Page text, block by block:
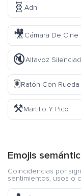
🧬 Adn
🎥Cámara De Cine
🔇Altavoz
🖲️Ratón Con Rueda
⚒️Martillo Y Pico
Emojis
Coincidencias por
sentimientos, usos o